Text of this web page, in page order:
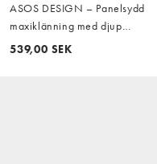
ASOS DESIGN – Panelsydd
maxiklänning med djup
halsringning i tech-material
539,00 SEK